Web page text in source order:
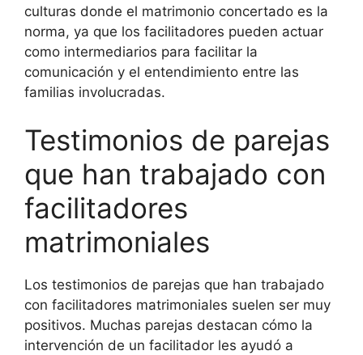
culturas donde el matrimonio concertado es la
norma, ya que los facilitadores pueden actuar
como intermediarios para facilitar la
comunicación y el entendimiento entre las
familias involucradas.
Testimonios de parejas
que han trabajado con
facilitadores
matrimoniales
Los testimonios de parejas que han trabajado
con facilitadores matrimoniales suelen ser muy
positivos. Muchas parejas destacan cómo la
intervención de un facilitador les ayudó a